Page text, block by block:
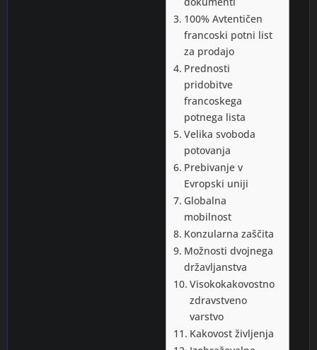
100% Avtentičen
francoski potni list
za prodajo
Prednosti
pridobitve
francoskega
potnega lista
Velika svoboda
potovanja
Prebivanje v
Evropski uniji
Globalna
mobilnost
Konzularna zaščita
Možnosti dvojnega
državljanstva
Visokokakovostno
zdravstveno
varstvo
Kakovost življenja